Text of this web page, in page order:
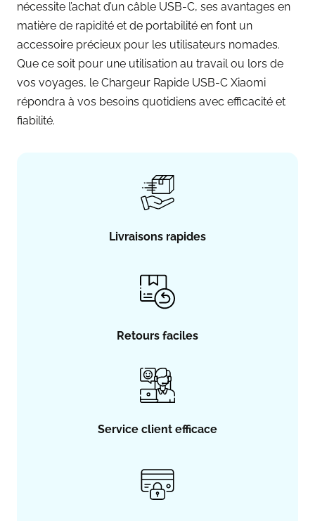
nécessite l’achat d’un câble USB-C, ses avantages en
matière de rapidité et de portabilité en font un
accessoire précieux pour les utilisateurs nomades.
Que ce soit pour une utilisation au travail ou lors de
vos voyages, le Chargeur Rapide USB-C Xiaomi
répondra à vos besoins quotidiens avec efficacité et
fiabilité.
Livraisons rapides
Retours faciles
Service client efficace